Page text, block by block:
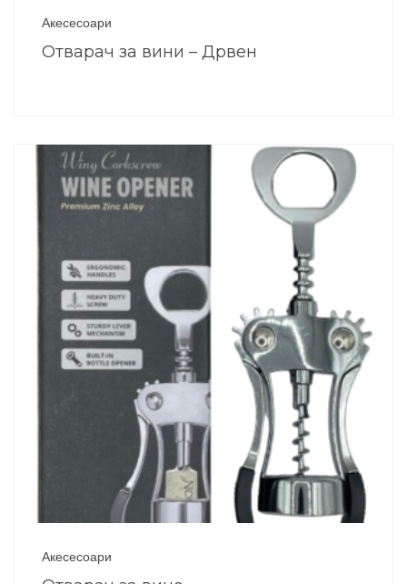
Акесесоари
Отварач за вини – Дрвен
Акесесоари